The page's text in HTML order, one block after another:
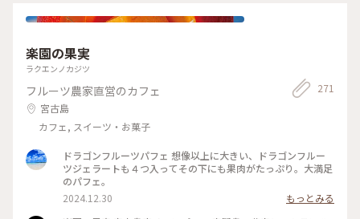
谷町 #アコークロー #トワイライト#沖縄
楽園の果実
ラクエンノカジツ
フルーツ農家直営のカフェ
宮古島
カフェ, スイーツ・お菓子
271
ドラゴンフルーツパフェ 想像以上に大きい、ドラゴンフルー
ツジェラートも４つ入ってその下にも果肉がたっぷり。大満足
のパフェ。
2024.12.30
もっとみる